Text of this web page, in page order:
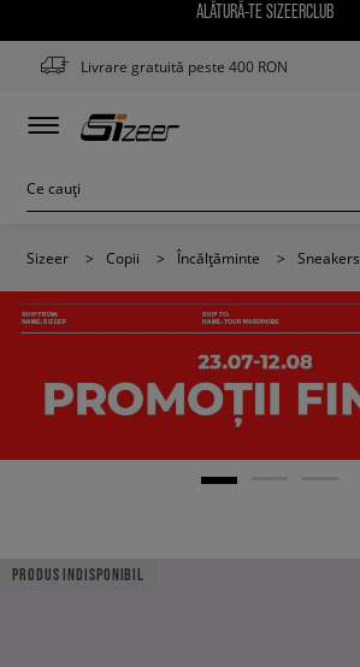
ALĂTURĂ-TE SIZEERCLUB
Livrare gratuită peste 400 RON
Sizeer > Copii > Încălțăminte > Sneakers
PRODUS INDISPONIBIL